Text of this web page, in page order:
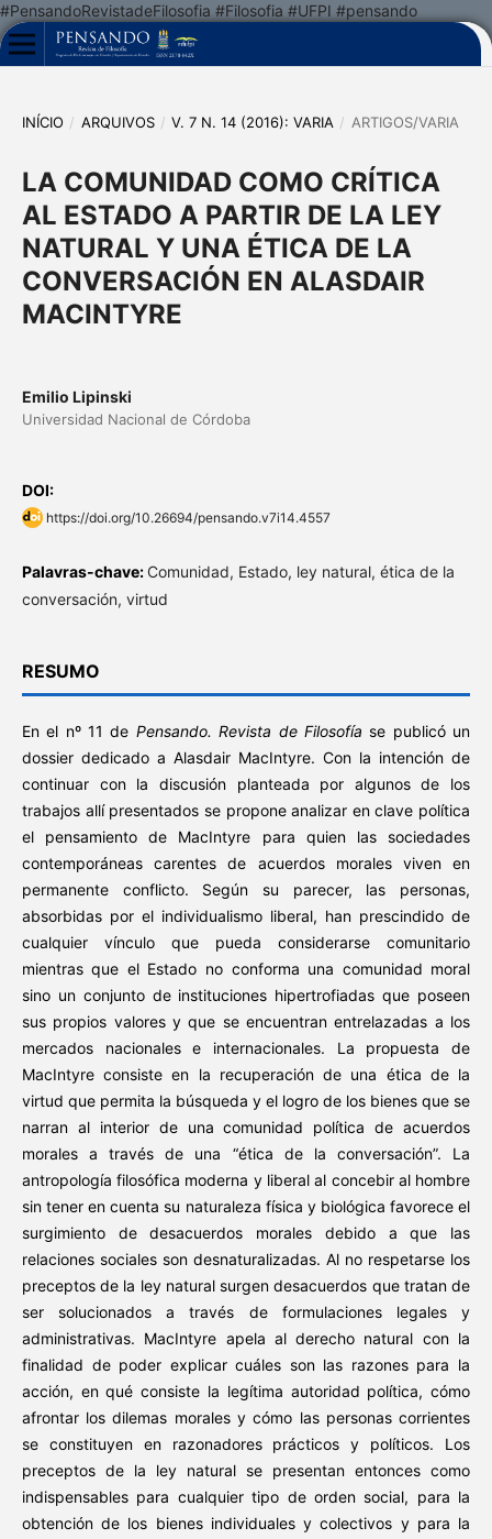
#PensandoRevistadeFilosofia #Filosofia #UFPI #pensando
INÍCIO / ARQUIVOS / V. 7 N. 14 (2016): VARIA / ARTIGOS/VARIA
LA COMUNIDAD COMO CRÍTICA
AL ESTADO A PARTIR DE LA LEY
NATURAL Y UNA ÉTICA DE LA
CONVERSACIÓN EN ALASDAIR
MACINTYRE
Emilio Lipinski
Universidad Nacional de Córdoba
DOI:
https://doi.org/10.26694/pensando.v7i14.4557
Palavras-chave: Comunidad, Estado, ley natural, ética de la
conversación, virtud
RESUMO
En el nº 11 de Pensando. Revista de Filosofía se publicó un
dossier dedicado a Alasdair MacIntyre. Con la intención de
continuar con la discusión planteada por algunos de los
trabajos allí presentados se propone analizar en clave política
el pensamiento de MacIntyre para quien las sociedades
contemporáneas carentes de acuerdos morales viven en
permanente conflicto. Según su parecer, las personas,
absorbidas por el individualismo liberal, han prescindido de
cualquier vínculo que pueda considerarse comunitario
mientras que el Estado no conforma una comunidad moral
sino un conjunto de instituciones hipertrofiadas que poseen
sus propios valores y que se encuentran entrelazadas a los
mercados nacionales e internacionales. La propuesta de
MacIntyre consiste en la recuperación de una ética de la
virtud que permita la búsqueda y el logro de los bienes que se
narran al interior de una comunidad política de acuerdos
morales a través de una “ética de la conversación”. La
antropología filosófica moderna y liberal al concebir al hombre
sin tener en cuenta su naturaleza física y biológica favorece el
surgimiento de desacuerdos morales debido a que las
relaciones sociales son desnaturalizadas. Al no respetarse los
preceptos de la ley natural surgen desacuerdos que tratan de
ser solucionados a través de formulaciones legales y
administrativas. MacIntyre apela al derecho natural con la
finalidad de poder explicar cuáles son las razones para la
acción, en qué consiste la legítima autoridad política, cómo
afrontar los dilemas morales y cómo las personas corrientes
se constituyen en razonadores prácticos y políticos. Los
preceptos de la ley natural se presentan entonces como
indispensables para cualquier tipo de orden social, para la
obtención de los bienes individuales y colectivos y para la